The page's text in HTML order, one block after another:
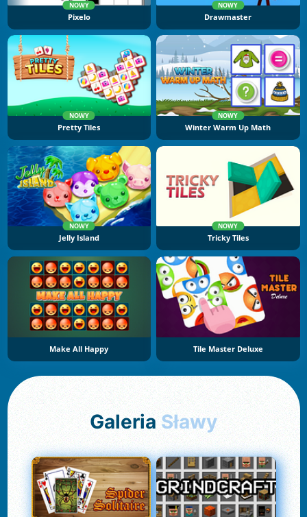
NOWY
Pixelo
NOWY
Drawmaster
NOWY
Pretty Tiles
NOWY
Winter Warm Up Math
NOWY
Jelly Island
NOWY
Tricky Tiles
Make All Happy Tile Master Deluxe
Galeria Sławy